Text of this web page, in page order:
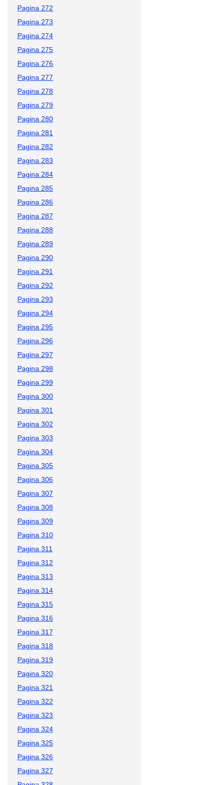
Pagina 272
Pagina 273
Pagina 274
Pagina 275
Pagina 276
Pagina 277
Pagina 278
Pagina 279
Pagina 280
Pagina 281
Pagina 282
Pagina 283
Pagina 284
Pagina 285
Pagina 286
Pagina 287
Pagina 288
Pagina 289
Pagina 290
Pagina 291
Pagina 292
Pagina 293
Pagina 294
Pagina 295
Pagina 296
Pagina 297
Pagina 298
Pagina 299
Pagina 300
Pagina 301
Pagina 302
Pagina 303
Pagina 304
Pagina 305
Pagina 306
Pagina 307
Pagina 308
Pagina 309
Pagina 310
Pagina 311
Pagina 312
Pagina 313
Pagina 314
Pagina 315
Pagina 316
Pagina 317
Pagina 318
Pagina 319
Pagina 320
Pagina 321
Pagina 322
Pagina 323
Pagina 324
Pagina 325
Pagina 326
Pagina 327